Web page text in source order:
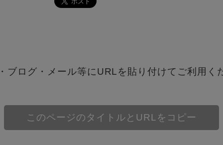
ブログ・メール等にURLを貼り付けてご利用く
このページのタイトルとURLをコピー